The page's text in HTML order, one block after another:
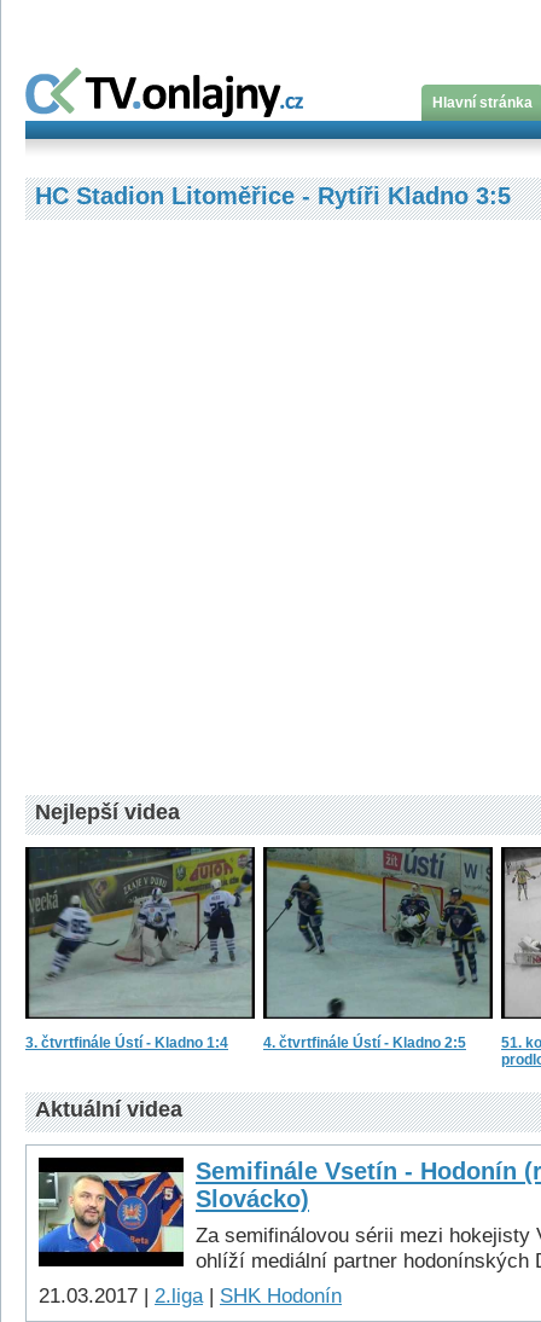
Hlavní stránka
HC Stadion Litoměřice - Rytíři Kladno 3:5
Nejlepší videa
3. čtvrtfinále Ústí - Kladno 1:4 4. čtvrtfinále Ústí - Kladno 2:5
51.
Aktuální videa
Semifinále Vsetín - Hodonín
Slovácko)
Za semifinálovou sérii mezi hokejisty
ohlíží mediální partner hodonínských
21.03.2017 | 2.liga| SHK Hodonín